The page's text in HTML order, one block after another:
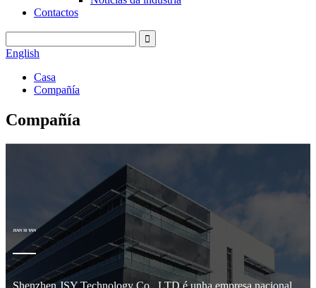
Contactos
English
Casa
Compañía
Compañía
JIAN SI YAN
Shenzhen JSY Technology Co., LTD.é unha empresa nacional